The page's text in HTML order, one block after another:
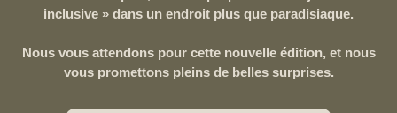
inclusive » dans un endroit plus que paradisiaque.
Nous vous attendons pour cette nouvelle édition, et nous
vous promettons pleins de belles surprises.